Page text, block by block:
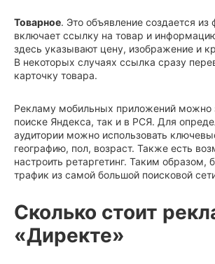
Товарное. Это объявление создается из
включает ссылку на товар и
здесь указывают цену, изображение и
В некоторых случаях ссылка сразу
карточку товара.
Рекламу мобильных приложений можно
поиске Яндекса, так и в РСЯ. Для
аудитории можно использовать
географию, пол, возраст. Также есть
настроить ретаргетинг. Таким образом,
трафик из самой большой поисковой
Сколько стоит
«Директе»